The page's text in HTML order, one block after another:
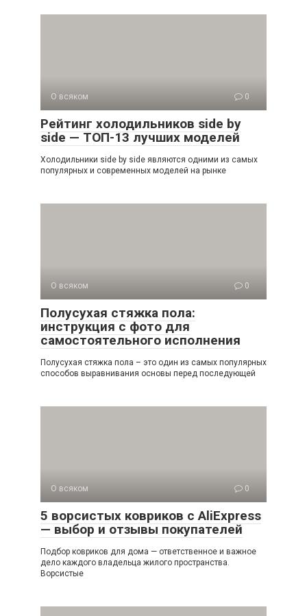
О всяком 0
Рейтинг холодильников side by
side — ТОП-13 лучших моделей
Холодильники side by side являются одними из самых
популярных и современных моделей на рынке
О всяком 0
Полусухая стяжка пола:
инструкция с фото для
самостоятельного исполнения
Полусухая стяжка пола – это один из самых популярных
способов выравнивания основы перед последующей
О всяком 0
5 ворсистых ковриков с AliExpress
— выбор и отзывы покупателей
Подбор ковриков для дома — ответственное и важное
дело каждого владельца жилого пространства.
Ворсистые